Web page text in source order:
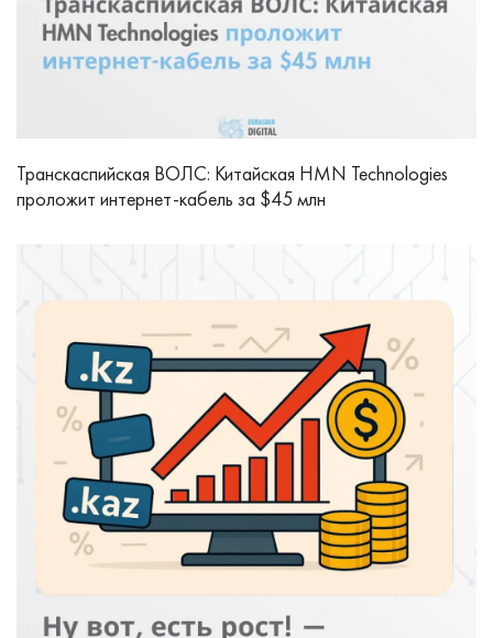
Транскаспийская ВОЛС: Китайская HMN Technologies
проложит интернет-кабель за $45 млн